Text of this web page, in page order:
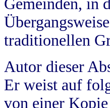
Gemeinden, in
traditionellen
Autor dieser
Er weist auf
von einer